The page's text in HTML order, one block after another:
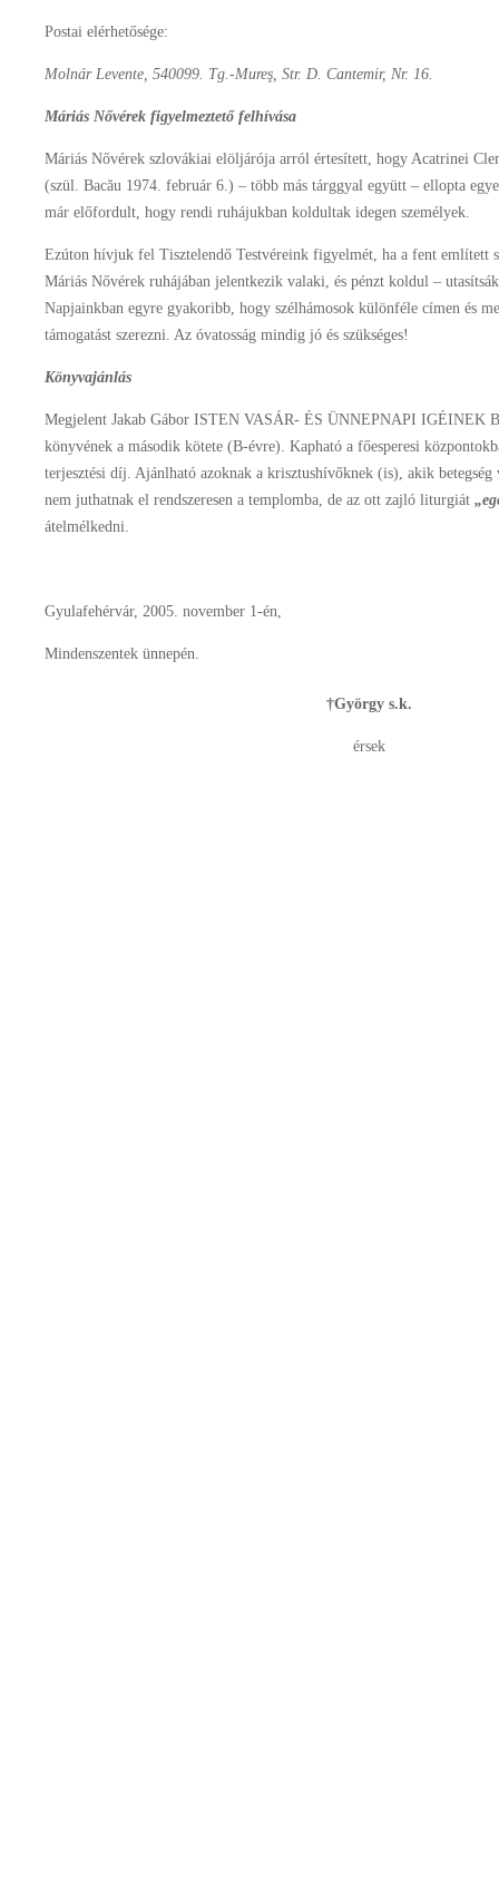
Postai elérhetősége:
Molnár Levente, 540099. Tg.-Mureş, Str. D. Cantemir, Nr. 16.
Máriás Nővérek figyelmeztető felhívása
Máriás Nővérek szlovákiai elöljárója arról értesített, hogy Acatrinei
(szül. Bacău 1974. február 6.) – több más tárggyal együtt – ellopta
már előfordult, hogy rendi ruhájukban koldultak idegen személyek.
Ezúton hívjuk fel Tisztelendő Testvéreink figyelmét, ha a fent említett
Máriás Nővérek ruhájában jelentkezik valaki, és pénzt koldul –
Napjainkban egyre gyakoribb, hogy szélhámosok különféle címen és
támogatást szerezni. Az óvatosság mindig jó és szükséges!
Könyvajánlás
Megjelent Jakab Gábor ISTEN VASÁR- ÉS ÜNNEPNAPI IGÉINEK
könyvének a második kötete (B-évre). Kapható a főesperesi
terjesztési díj. Ajánlható azoknak a krisztushívőknek (is), akik
nem juthatnak el rendszeresen a templomba, de az ott zajló liturgiát
átelmélkedni.
Gyulafehérvár, 2005. november 1-én,
Mindenszentek ünnepén.
†György s.k.
érsek